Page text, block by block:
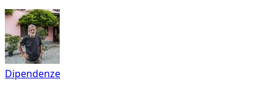
Dipendenze